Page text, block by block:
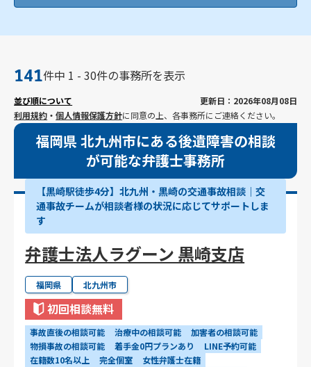
141件中 1 - 30件の事務所を表示
並び順について
更新日：2026年08月08日
利用規約 ・個人情報保護方針に同意の上、各事務所にご連絡ください。
福岡県 北九州市にある後遺障害の相談
が可能な弁護士事務所
【黒崎駅徒歩4分】北九州・黒崎の交通事故相談｜交
通事故チームが相談者様の状況に応じてサポートしま
す
弁護士法人ラグーン 黒崎支店
福岡県 北九州市
初回相談無料
事故直後の相談可能 治療中の相談可能
加害者の相談可能
物損事故の相談可能
着手金0円プランあり
LINE予約可能
在籍数10名以上
完全個室
女性弁護士在籍